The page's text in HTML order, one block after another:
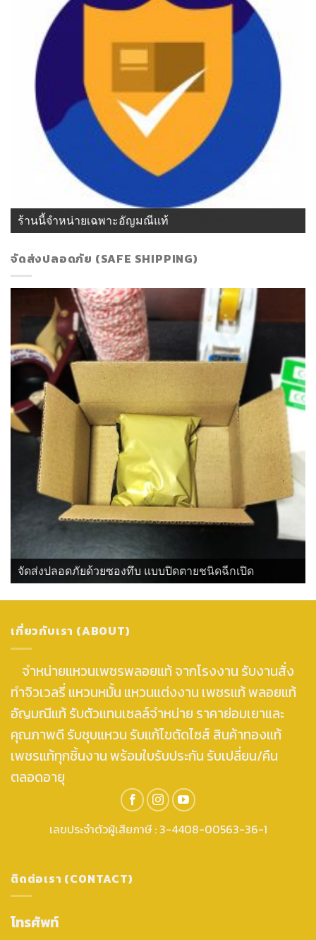
ร้านนี้จำหน่ายเฉพาะอัญมณีแท้
จัดส่งปลอดภัย (SAFE SHIPPING)
จัดส่งปลอดภัยด้วยซองทึบ แบบปิดตายชนิดฉีกเปิด
เกี่ยวกับเรา (ABOUT)
จำหน่ายแหวนเพชรพลอยแท้ จากโรงงาน รับงานสั่ง
ทำจิวเวลรี่ แหวนหมั้น แหวนแต่งงาน เพชรแท้ พลอยแท้
อัญมณีแท้ รับตัวแทนเซลล์จำหน่าย ราคาย่อมเยาและ
คุณภาพดี รับชุบแหวน รับแก้ไขตัดไซส์ สินค้าทองแท้
เพชรแท้ทุกชิ้นงาน พร้อมใบรับประกัน รับเปลี่ยน/คืน
ตลอดอายุ
เลขประจำตัวผู้เสียภาษี : 3-4408-00563-36-1
ติดต่อเรา (CONTACT)
โทรศัพท์